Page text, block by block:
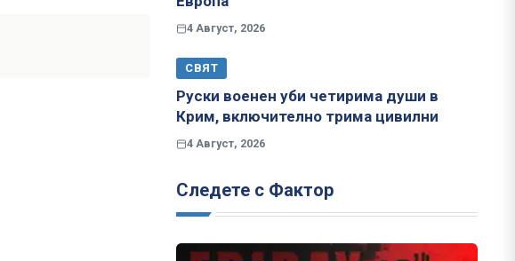
4 Август, 2026
СВЯТ
Руски военен уби четирима души в
Крим, включително трима цивилни
4 Август, 2026
Следете с Фактор